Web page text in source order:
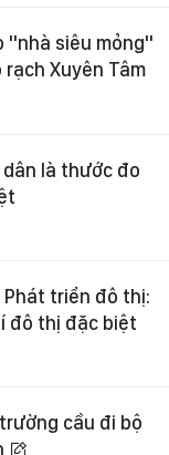
"nhà siêu mỏng"
Xuyên Tâm
là thước đo
Phát triển đô thị:
đô thị đặc biệt
cầu đi bộ